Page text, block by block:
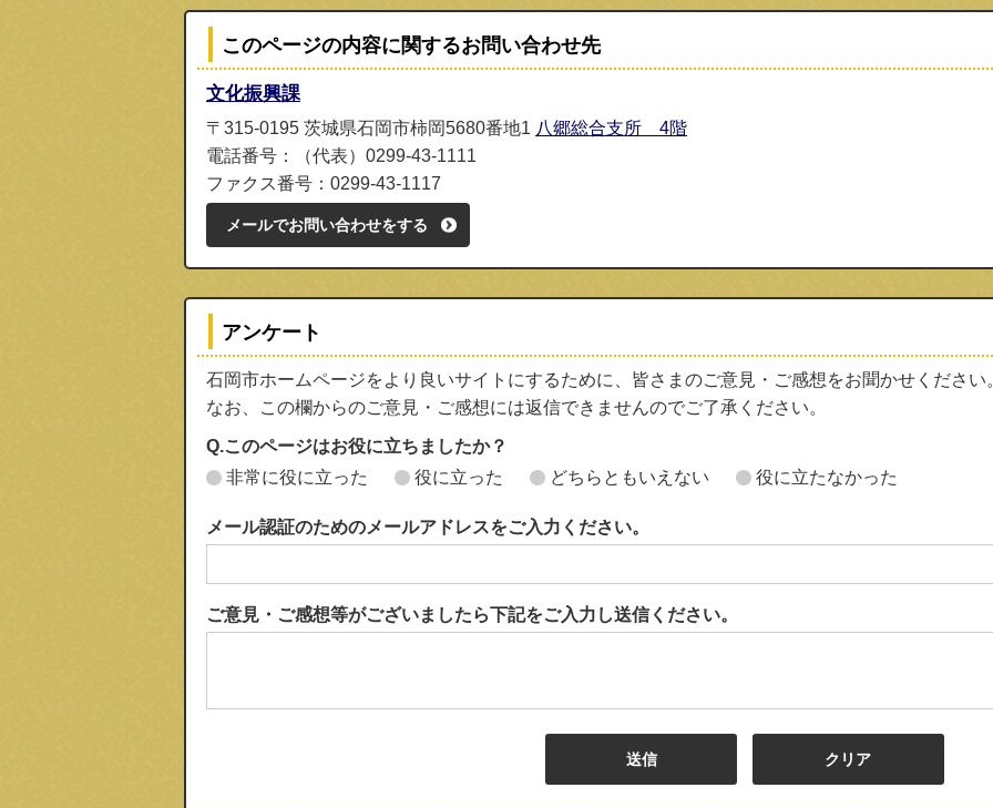
このページの内容に関するお問い合わせ先
文化振興課
〒315-0195 茨城県石岡市柿岡5680番地1 八郷総合支所 4階
電話番号：（代表）0299-43-1111
ファクス番号：0299-43-1117
メールでお問い合わせをする
アンケート
石岡市ホームページをより良いサイトにするために、皆さまのご意見・ご感想をお聞かせください
なお、この欄からのご意見・ご感想には返信できませんのでご了承ください。
Q.このページはお役に立ちましたか？
非常に役に立った
役に立った どちらともいえない 役に立たなかった
メール認証のためのメールアドレスをご入力ください。
ご意見・ご感想等がございましたら下記をご入力し送信ください。